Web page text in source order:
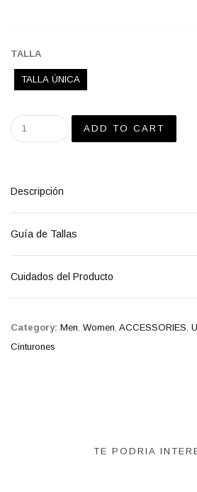
TALLA
TALLA ÚNICA
Descripción
Guía de Tallas
Cuidados del Producto
Category: Men Women ACCESSORIES
Cinturones
TE PODRIA